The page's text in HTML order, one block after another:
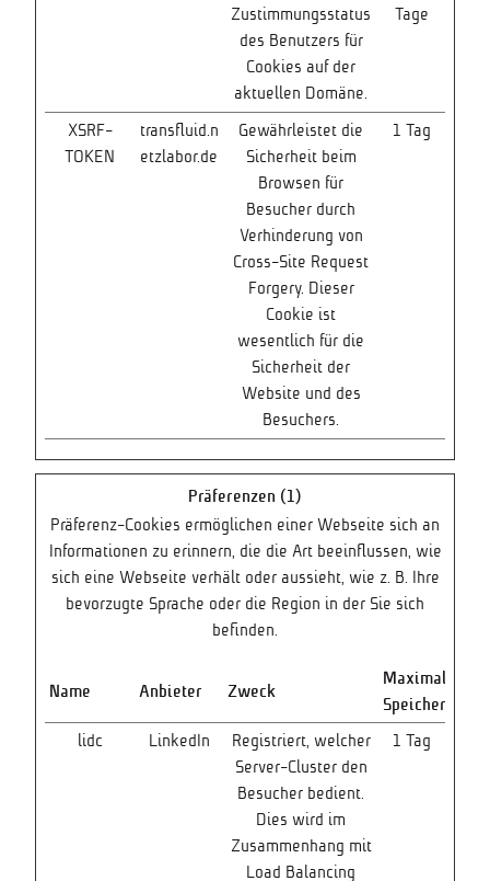
Zustimmungsstatus
des Benutzers für
Cookies auf der
aktuellen Domäne.
Tage
XSRF-
TOKEN
transfluid.n
etzlabor.de
Gewährleistet die
Sicherheit beim
Browsen für
Besucher durch
Verhinderung von
Cross-Site Request
Forgery. Dieser
Cookie ist
wesentlich für die
Sicherheit der
Website und des
Besuchers.
1 Tag
Präferenzen (1)
Präferenz-Cookies ermöglichen einer Webseite sich an
Informationen zu erinnern, die die Art beeinflussen, wie
sich eine Webseite verhält oder aussieht, wie z. B. Ihre
bevorzugte Sprache oder die Region in der Sie sich
befinden.
Name Anbieter Zweck
Maximale
Speicherdauer
lidc LinkedIn
Registriert, welcher
Server-Cluster den
Besucher bedient.
Dies wird im
Zusammenhang mit
Load Balancing
1 Tag